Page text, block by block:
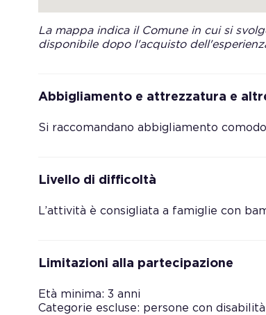
La mappa indica il Comune in cui si
disponibile dopo l'acquisto
Abbigliamento e attrezzatura e
Si raccomandano abbigliamento
Livello di difficoltà
L’attività è consigliata a famiglie con
Limitazioni alla partecipazione
Età minima: 3 anni
Categorie escluse: persone con